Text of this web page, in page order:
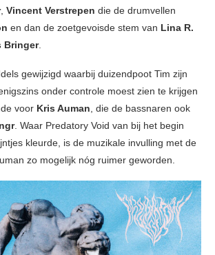
, Vincent Verstrepen die de drumvellen
en dan de zoetgevoisde stem van Lina R.
Bringer.
gewijzigd waarbij duizendpoot Tim zijn
onder controle moest zien te krijgen
voor Kris Auman, die de bassnaren ook
. Waar Predatory Void van bij het begin
kleurde, is de muzikale invulling met de
zo mogelijk nóg ruimer geworden.